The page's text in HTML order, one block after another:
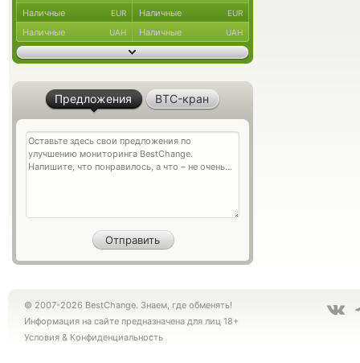
Наличные EUR Наличные EUR
Наличные UAH Наличные UAH
Предложения BTC-кран
© 2007-2026 BestChange. Знаем, где обменять!
Информация на сайте предназначена для лиц 18+
Условия & Конфиденциальность